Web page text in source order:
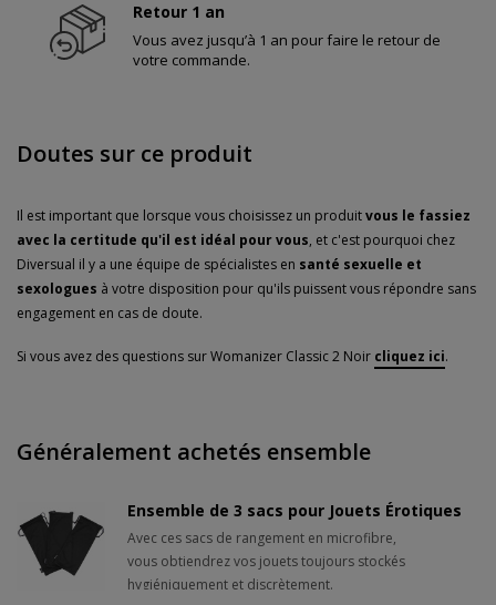
Retour 1 an
Vous avez jusqu’à 1 an pour faire le retour de
votre commande.
Doutes sur ce produit
Il est important que lorsque vous choisissez un produitvous le fassiez
avec la certitude qu'il est idéal pour vous, et c'est pourquoi chez
Diversual il y a une équipe de spécialistes en santé sexuelle et
sexologues à votre disposition pour qu'ils puissent vous répondre sans
engagement en cas de doute.
Si vous avez des questions sur Womanizer Classic 2 Noir cliquez ici.
Généralement achetés ensemble
Ensemble de 3 sacs pour Jouets Érotiques
Avec ces sacs de rangement en microfibre,
vous obtiendrez vos jouets toujours stockés
hygiéniquement et discrètement.